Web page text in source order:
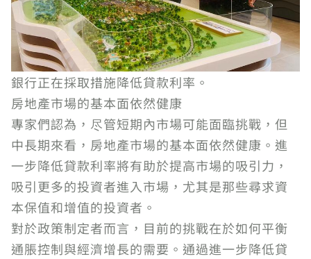
銀行正在採取措施降低貸款利率。
房地產市場的基本面依然健康
專家們認為，尽管短期內市場可能面臨挑戰，但
中長期來看，房地產市場的基本面依然健康。進
一步降低貸款利率將有助於提高市場的吸引力，
吸引更多的投資者進入市場，尤其是那些尋求資
本保值和增值的投資者。
對於政策制定者而言，目前的挑戰在於如何平衡
通脹控制與經濟增長的需要。通過進一步降低貸